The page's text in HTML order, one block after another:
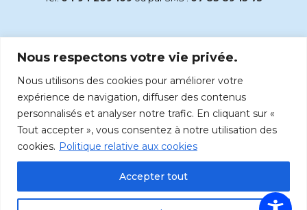
Nous respectons votre vie privée.
Nous utilisons des cookies pour améliorer votre
expérience de navigation, diffuser des contenus
personnalisés et analyser notre trafic. En cliquant sur «
Tout accepter », vous consentez à notre utilisation des
cookies. Politique relative aux cookies
Accepter tout
accueil@radiomaria.fr
Écoutez Radio Maria sur :